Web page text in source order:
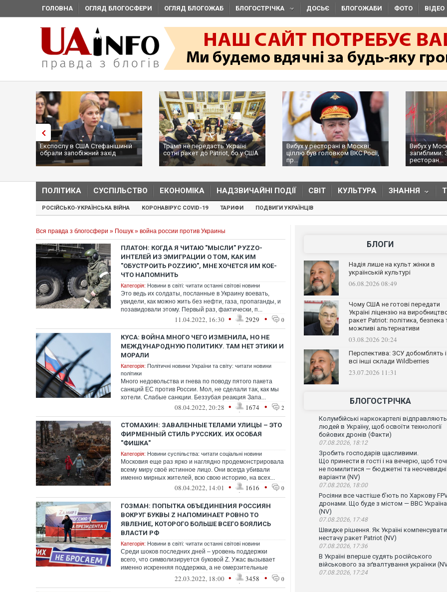
ГОЛОВНА ОГЛЯД БЛОГОСФЕРИ ОГЛЯД БЛОГОЖАБ БЛОГОСТРІЧКА ДОСЬЄ БЛОГОЖАБИ ФОТО ВІДЕО
Експослу в США Стефанішиній
обрали запобіжний захід
Трамп не передасть Україні
сотні ракет до Patriot, бо у США
...
Вибух у ресторані в Москві:
ціллю був головком ВКС Росії,
пр...
Вибух у
загиблими:
ресторан...
ПОЛІТИКА СУСПІЛЬСТВО ЕКОНОМІКА НАДЗВИЧАЙНІ ПОДІЇ СВІТ КУЛЬТУРА ЗНАННЯ
РОСІЙСЬКО-УКРАЇНСЬКА ВІЙНА КОРОНАВІРУС COVID-19 ТАРИФИ ПОДВИГИ УКРАЇНЦІВ
Вся правда з блогосфери » Пошук » война россии против Украины
ПЛАТОН: КОГДА Я ЧИТАЮ "МЫСЛИ" РУZZО-
ИНТЕЛЕЙ ИЗ ЭМИГРАЦИИ О ТОМ, КАК ИМ
"ОБУСТРОИТЬ РОZZИЮ", МНЕ ХОЧЕТСЯ ИМ КОЕ-
ЧТО НАПОМНИТЬ
Категорія: Новини в світі: читати останні світові новини
Это ведь их солдаты, посланные в Украину воевать,
увидели, как можно жить без нефти, газа, пропаганды, и
позавидовали этому. Первый раз, фактически, п...
11.04.2022, 16:30 • 2929 • 0
КУСА: ВОЙНА МНОГО ЧЕГО ИЗМЕНИЛА, НО НЕ
МЕЖДУНАРОДНУЮ ПОЛИТИКУ. ТАМ НЕТ ЭТИКИ И
МОРАЛИ
Категорія: Політичні новини України та світу: читати новини
політики
Много недовольства и гнева по поводу пятого пакета
санкций ЕС против России. Мол, не сделали так, как мы
хотели. Слабые санкции. Беззубая реакция Запа...
08.04.2022, 20:28 • 1674 • 2
СТОМАХИН: ЗАВАЛЕННЫЕ ТЕЛАМИ УЛИЦЫ – ЭТО
ФИРМЕННЫЙ СТИЛЬ РУССКИХ. ИХ ОСОБАЯ
"ФИШКА"
Категорія: Новини суспільства: читати соціальні новини
Московия еще раз ярко и наглядно продемонстрировала
всему миру своё истинное лицо. Они всегда убивали
именно мирных жителей, всю свою историю, на всех...
08.04.2022, 14:01 • 1616 • 0
ГОЗМАН: ПОПЫТКА ОБЪЕДИНЕНИЯ РОССИЯН
ВОКРУГ БУКВЫ Z НАПОМИНАЕТ РОВНО ТО
ЯВЛЕНИЕ, КОТОРОГО БОЛЬШЕ ВСЕГО БОЯЛИСЬ
ВЛАСТИ РФ
Категорія: Новини в світі: читати останні світові новини
Среди шоков последних дней – уровень поддержки
всего, что символизируется буковой Z. Ужас вызывает
именно искренняя поддержка, а не омерзительные
22.03.2022, 18:00 • 3458 • 0
БЛОГИ
Надія лише на культ жінки в
українській культурі
06.08.2026 08:49
Чому США не готові передати
Україні ліцензію на
ракет Patriot: політика, безпека
можливі альтернативи
03.08.2026 20:24
Перспектива: ЗСУ добомблять і
всі інші склади Wildberries
23.07.2026 11:31
БЛОГОСТРІЧКА
Колумбійські наркокартелі відправляють
людей в Україну, щоб освоїти технології
бойових дронів (Факти)
07.08.2026, 18:12
Зробить господарів щасливими.
Що принести в гості і на вечерю, щоб
не помилитися — бюджетні та неочевидні
варіанти (NV)
07.08.2026, 18:00
Росіяни все частіше бʼють по Харкову
дронами. Що буде з містом — ВВС Україна
(NV)
07.08.2026, 17:48
Швидке рішення. Як Україні компенсувати
нестачу ракет Patriot (NV)
07.08.2026, 17:36
В Україні вперше судять російського
військового за зґвалтування українки
07.08.2026, 17:24